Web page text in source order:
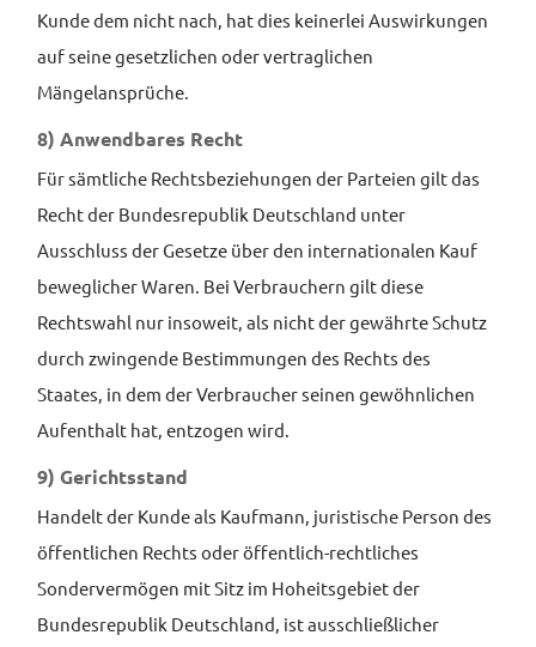
Kunde dem nicht nach, hat dies keinerlei Auswirkungen
auf seine gesetzlichen oder vertraglichen
Mängelansprüche.
8) Anwendbares Recht
Für sämtliche Rechtsbeziehungen der Parteien gilt das
Recht der Bundesrepublik Deutschland unter
Ausschluss der Gesetze über den internationalen Kauf
beweglicher Waren. Bei Verbrauchern gilt diese
Rechtswahl nur insoweit, als nicht der gewährte Schutz
durch zwingende Bestimmungen des Rechts des
Staates, in dem der Verbraucher seinen gewöhnlichen
Aufenthalt hat, entzogen wird.
9) Gerichtsstand
Handelt der Kunde als Kaufmann, juristische Person des
öffentlichen Rechts oder öffentlich-rechtliches
Sondervermögen mit Sitz im Hoheitsgebiet der
Bundesrepublik Deutschland, ist ausschließlicher